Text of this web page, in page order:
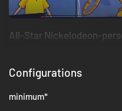
All-Star Nickelodeon-
Kies je sterspeler uit 15
SpongeBob Squarepants,
Ninja Turtles en meer!
Configurations
minimum*